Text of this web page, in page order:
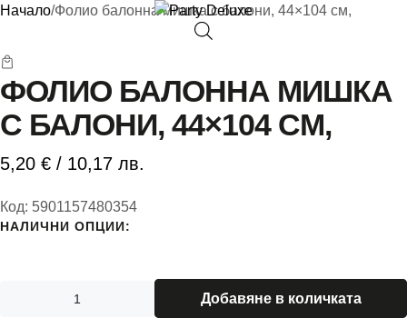
Балони
Балони с
Декорации
Начало/Фолио балонна мишка с балони, 44×104 см,
ФОЛИО БАЛОННА МИШКА
С БАЛОНИ, 44×104 СМ,
5,20 € / 10,17 лв.
Код: 5901157480354
НАЛИЧНИ ОПЦИИ:
Добавяне в количката